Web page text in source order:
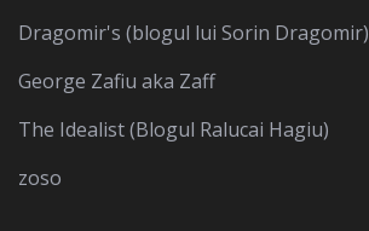
Dragomir's (blogul lui Sorin Dragomir)
George Zafiu aka Zaff
The Idealist (Blogul Ralucai Hagiu)
zoso